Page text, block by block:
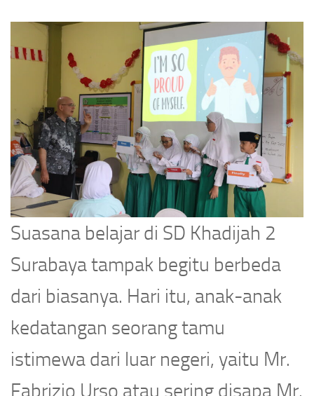
Suasana belajar di SD Khadijah 2
Surabaya tampak begitu berbeda
dari biasanya. Hari itu, anak-anak
kedatangan seorang tamu
istimewa dari luar negeri, yaitu Mr.
Fabrizio Urso atau sering disapa Mr.